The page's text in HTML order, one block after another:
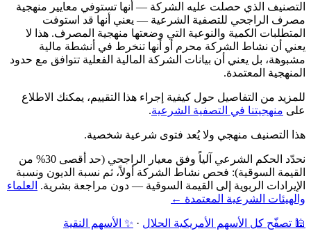
التصنيف الذي حصلت عليه الشركة — أنها تستوفي معايير منهجية
مصرف الراجحي للتصفية الشرعية — يعني أنها قد استوفت
المتطلبات الكمية والنوعية التي وضعتها منهجية المصرف. هذا لا
يعني أن نشاط الشركة محرم أو أنها تنخرط في أنشطة مالية
مشبوهة، بل يعني أن بيانات الشركة المالية الفعلية تتوافق مع حدود
المنهجية المعتمدة.
للمزيد من التفاصيل حول كيفية إجراء هذا التقييم، يمكنك الاطلاع
على منهجيتنا في التصفية الشرعية.
هذا التصنيف منهجي ولا يُعد فتوى شرعية شخصية.
نحدّد الحكم الشرعي آلياً وفق معيار الراجحي (حد أقصى 30% من
القيمة السوقية): فحص نشاط الشركة أولاً، ثم نسبة الديون ونسبة
الإيرادات الربوية إلى القيمة السوقية — دون مراجعة بشرية. العلماء
والهيئات الشرعية المعتمدة ←
🕌 تصفّح كل الأسهم الأمريكية الحلال · ✨ الأسهم النقية